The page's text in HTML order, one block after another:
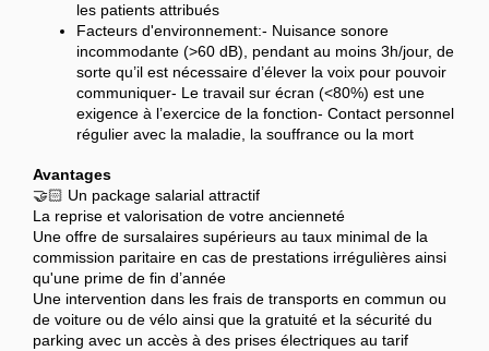
les patients attribués
Facteurs d'environnement:- Nuisance sonore
incommodante (>60 dB), pendant au moins 3h/jour, de
sorte qu’il est nécessaire d’élever la voix pour pouvoir
communiquer- Le travail sur écran (<80%) est une
exigence à l’exercice de la fonction- Contact personnel
régulier avec la maladie, la souffrance ou la mort
Avantages
🤝🏻 Un package salarial attractif
La reprise et valorisation de votre ancienneté
Une offre de sursalaires supérieurs au taux minimal de la
commission paritaire en cas de prestations irrégulières ainsi
qu'une prime de fin d’année
Une intervention dans les frais de transports en commun ou
de voiture ou de vélo ainsi que la gratuité et la sécurité du
parking avec un accès à des prises électriques au tarif